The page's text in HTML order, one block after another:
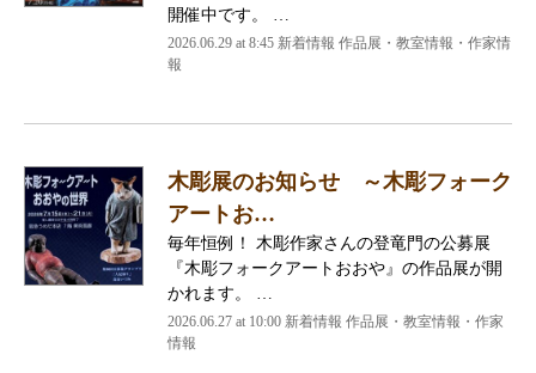
開催中です。 …
2026.06.29 at 8:45 新着情報 作品展・教室情報・作家情
報
木彫展のお知らせ ～木彫フォーク
アートお…
毎年恒例！ 木彫作家さんの登竜門の公募展
『木彫フォークアートおおや』の作品展が開
かれます。 …
2026.06.27 at 10:00 新着情報 作品展・教室情報・作家
情報